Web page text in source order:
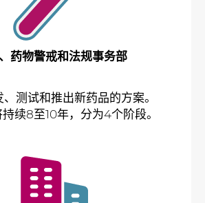
药物警戒和法规事务部
测试和推出新药品的方案。
续8至10年，分为4个阶段。